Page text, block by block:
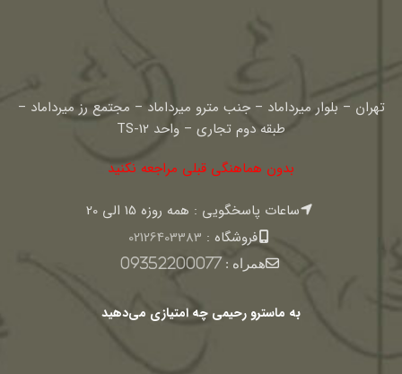
تهران – بلوار میرداماد – جنب مترو میرداماد – مجتمع رز میرداماد –
طبقه دوم تجاری – واحد TS-12
بدون هماهنگی قبلی مراجعه نکنید
ساعات پاسخگویی : همه روزه 15 الی 20
فروشگاه : 02126403383
همراه :09352200077
به ماسترو رحیمی چه امتیازی می‌دهید